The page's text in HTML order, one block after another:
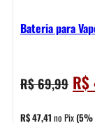
Bateria para
R$69,99 O
R$
R$47,41 no Pix(5%